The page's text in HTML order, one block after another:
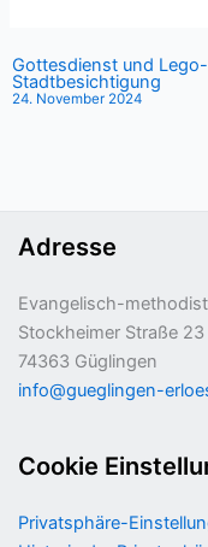
Gottesdienst und Lego-
Stadtbesichtigung
24. November 2024
Adresse
Evangelisch-
Stockheimer Straße 23
74363 Güglingen
info@gueglingen-
Cookie
Privatsphäre-